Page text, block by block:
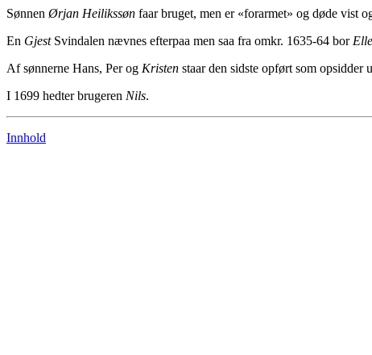
Sønnen Ørjan Heilikssøn faar bruget, men er «forarmet» og døde vist
En GjestSvindalen nævnes efterpaa men saa fra omkr. 1635-64 bor
Af sønnerne Hans, Per og Kristen staar den sidste opført som
I 1699 hedter brugeren Nils.
Innhold